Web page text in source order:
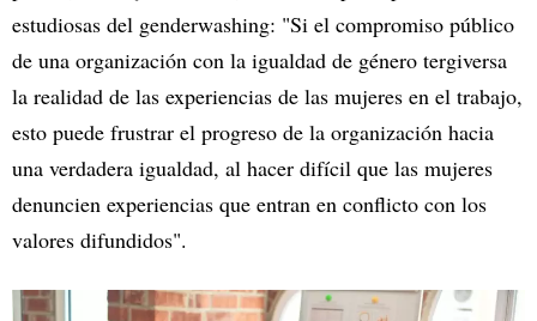
estudiosas del genderwashing: "Si el compromiso público
de una organización con la igualdad de género tergiversa
la realidad de las experiencias de las mujeres en el trabajo,
esto puede frustrar el progreso de la organización hacia
una verdadera igualdad, al hacer difícil que las mujeres
denuncien experiencias que entran en conflicto con los
valores difundidos".